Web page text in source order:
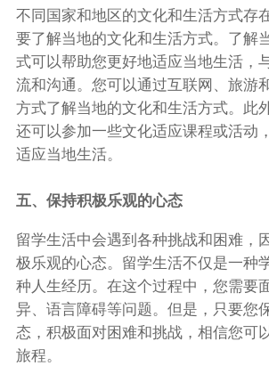
不同国家和地区的文化和生活方式存
要了解当地的文化和生活方式。了解
式可以帮助您更好地适应当地生活，
流和沟通。您可以通过互联网、旅游
方式了解当地的文化和生活方式。此
还可以参加一些文化适应课程或活动
适应当地生活。
五、保持积极乐观的心态
留学生活中会遇到各种挑战和困难，
极乐观的心态。留学生活不仅是一种
种人生经历。在这个过程中，您需要
异、语言障碍等问题。但是，只要您
态，积极面对困难和挑战，相信您可
旅程。